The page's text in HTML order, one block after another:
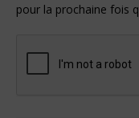
pour la prochaine fois